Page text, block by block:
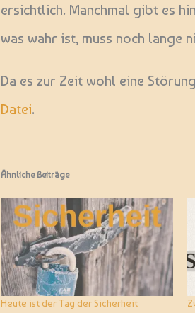
ersichtlich. Manchmal gibt es
was wahr ist, muss noch lange
Da es zur Zeit wohl eine
Datei.
Ähnliche Beiträge
Heute ist der Tag der Sicherheit